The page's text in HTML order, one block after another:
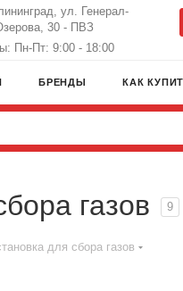
ул. Генерал-
30 - ПВЗ
Пн-Пт: 9:00 - 18:00
БРЕНДЫ КАК
газов 9
для сбора газов